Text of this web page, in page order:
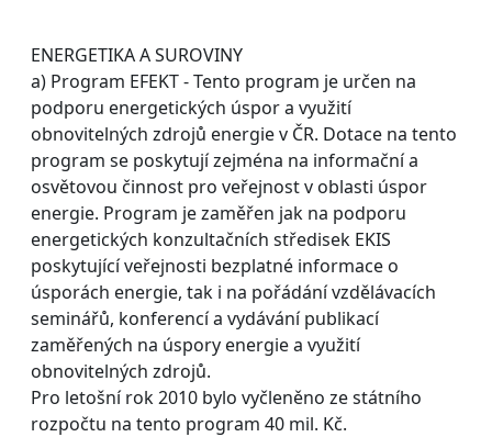
ENERGETIKA A SUROVINY
a) Program EFEKT - Tento program je určen na
podporu energetických úspor a využití
obnovitelných zdrojů energie v ČR. Dotace na tento
program se poskytují zejména na informační a
osvětovou činnost pro veřejnost v oblasti úspor
energie. Program je zaměřen jak na podporu
energetických konzultačních středisek EKIS
poskytující veřejnosti bezplatné informace o
úsporách energie, tak i na pořádání vzdělávacích
seminářů, konferencí a vydávání publikací
zaměřených na úspory energie a využití
obnovitelných zdrojů.
Pro letošní rok 2010 bylo vyčleněno ze státního
rozpočtu na tento program 40 mil. Kč.